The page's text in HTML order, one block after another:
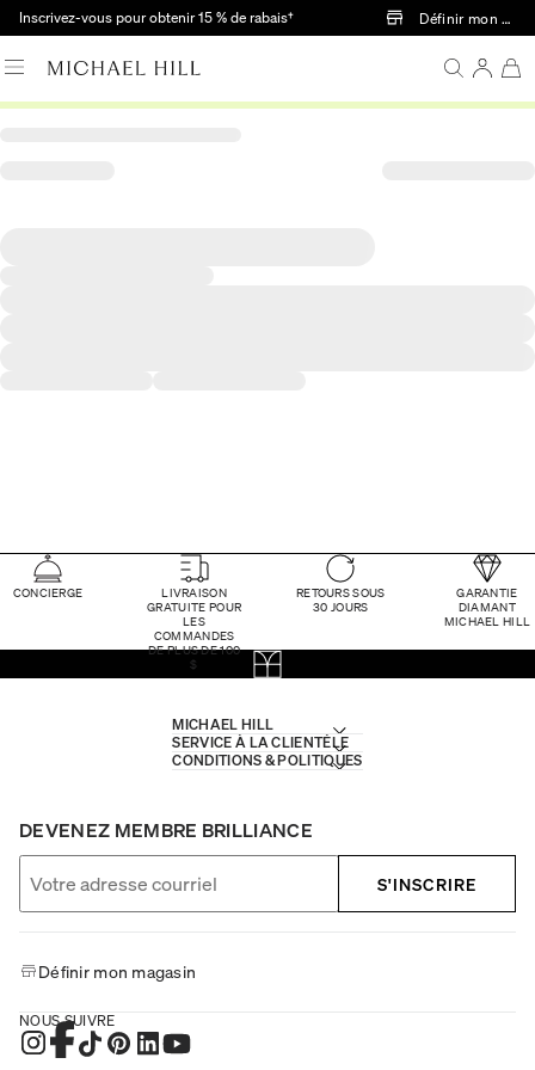
Passer au contenu principal
Inscrivez-vous pour obtenir 15 % de rabais† Définir mon
CONCIERGE
LIVRAISON
GRATUITE POUR
LES
COMMANDES
DE PLUS DE 100
$
RETOURS SOUS
30 JOURS
GARANTIE
DIAMANT
MICHAEL HILL
MICHAEL HILL
SERVICE À LA CLIENTÈLE
CONDITIONS & POLITIQUES
DEVENEZ MEMBRE BRILLIANCE
S'INSCRIRE
Définir mon magasin
NOUS SUIVRE